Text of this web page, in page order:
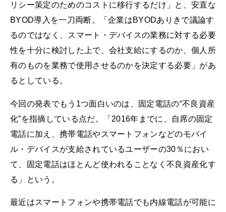
リシー策定のためのコストに移行するだけ」と、安直な
BYOD導入を一刀両断。「企業はBYODありきで議論す
るのではなく、スマート・デバイスの業務に対する必要
性を十分に検討した上で、会社支給にするのか、個人所
有のものを業務で使用させるのかを決定する必要」があ
るとしている。
今回の発表でもう1つ面白いのは、固定電話の“不良資産
化”を指摘している点だ。「2016年までに、自席の固定
電話に加え、携帯電話やスマートフォンなどのモバイ
ル・デバイスが支給されているユーザーの30％におい
て、固定電話はほとんど使われることなく不良資産化す
る」という。
最近はスマートフォンや携帯電話でも内線電話が可能に